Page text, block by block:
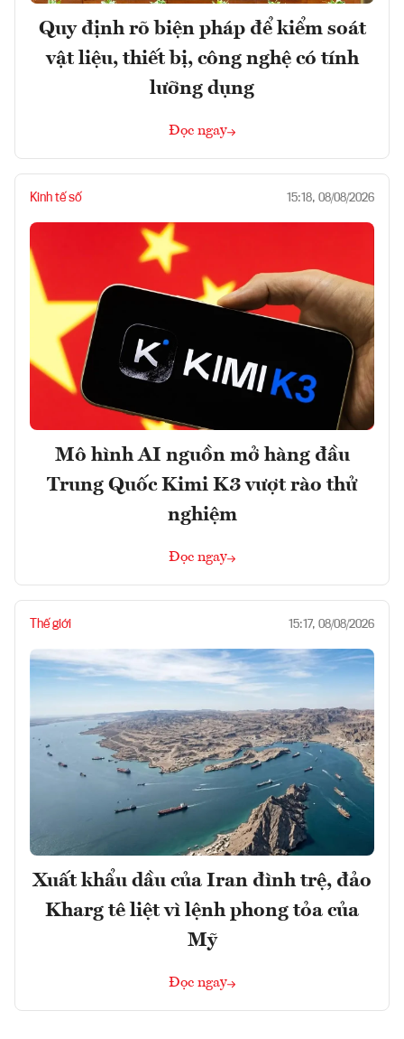
Quy định rõ biện pháp để kiểm soát
vật liệu, thiết bị, công nghệ có tính
lưỡng dụng
Đọc ngay
Kinh tế số 15:18, 08/08/2026
Mô hình AI nguồn mở hàng đầu
Trung Quốc Kimi K3 vượt rào thử
nghiệm
Đọc ngay
Thế giới 15:17, 08/08/2026
Xuất khẩu dầu của Iran đình trệ, đảo
Kharg tê liệt vì lệnh phong tỏa của
Mỹ
Đọc ngay